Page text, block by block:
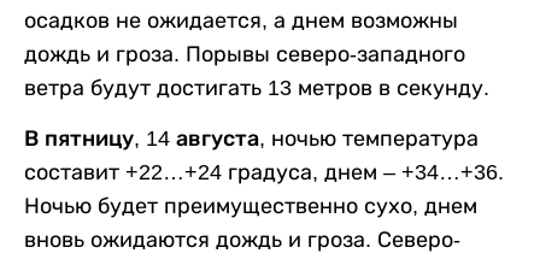
осадков не ожидается, а днем возможны
дождь и гроза. Порывы северо-западного
ветра будут достигать 13 метров в секунду.
В пятницу, 14 августа, ночью температура
составит +22…+24 градуса, днем – +34…+36.
Ночью будет преимущественно сухо, днем
вновь ожидаются дождь и гроза. Северо-